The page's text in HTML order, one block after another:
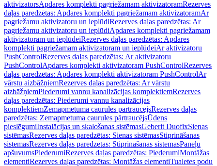
aktivizatorsApdares komplekti pagriežamam aktivizatoramRezerves
daļas paredzētas: Apdares komplekti pagriežamam aktivizatoramAr
pagriežamu aktivizatoru un ieplūdiRezerves daļas paredzētas: Ar
pagriežamu aktivizatoru un ieplūdiApdares komplekti pagriežamam
aktivizatoram un ieplūdeiRezerves daļas paredzētas: Apdares
komplekti pagriežamam aktivizatoram un ieplūdeiAr aktivizatoru
PushControlRezerves daļas paredzētas: Ar aktivizatoru
PushControlApdares komplekti aktivizatoram PushControlRezerves
daļas paredzētas: Apdares komplekti aktivizatoram PushControlAr
vārstu aizbāžņiemRezerves daļas paredzētas: Ar vārstu
aizbāžņiemPiederumi vannu kanalizācijas komplektiemRezerves
daļas paredzētas: Piederumi vannu kanalizācijas
komplektiemZemapmetuma caurules pārtraucējsRezerves daļas
paredzētas: Zemapmetuma caurules pārtraucējsŪdens
pieslēgumiInstalācijas un skalošanas sistēmasGeberit DuofixSienas
sistēmasRezerves daļas paredzētas: Sienas sistēmasStiprināšanas
sistēmasRezerves daļas paredzētas: Stiprināšanas sistēmasPaneļu
apšuvumsPiederumiRezerves daļas paredzētas: PiederumiMontāžas
elementiRezerves daļas paredzētas: Montāžas elementiTualetes podu